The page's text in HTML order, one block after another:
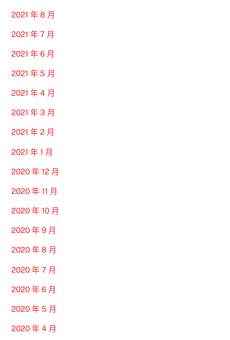
2021 年 8 月
2021 年 7 月
2021 年 6 月
2021 年 5 月
2021 年 4 月
2021 年 3 月
2021 年 2 月
2021 年 1 月
2020 年 12 月
2020 年 11 月
2020 年 10 月
2020 年 9 月
2020 年 8 月
2020 年 7 月
2020 年 6 月
2020 年 5 月
2020 年 4 月